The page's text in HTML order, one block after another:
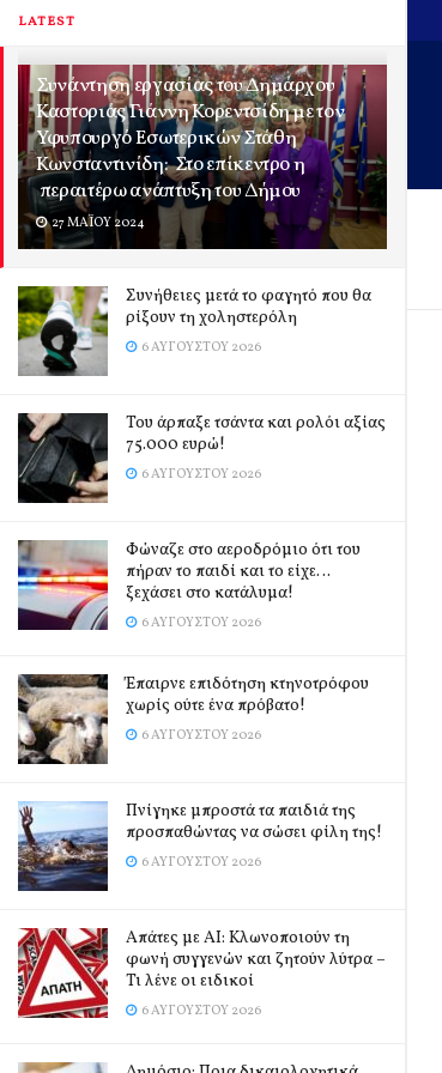
LATEST
Συνάντηση εργασίας του Δημάρχου
Καστοριάς Γιάννη Κορεντσίδη με τον
Υφυπουργό Εσωτερικών Στάθη
Κωνσταντινίδη: Στο επίκεντρο η
περαιτέρω ανάπτυξη του Δήμου
27 ΜΑΪ́ΟΥ 2024
Συνήθειες μετά το φαγητό που θα
ρίξουν τη χοληστερόλη
6 ΑΥΓΟΎΣΤΟΥ 2026
Του άρπαξε τσάντα και ρολόι αξίας
75.000 ευρώ!
6 ΑΥΓΟΎΣΤΟΥ 2026
Φώναζε στο αεροδρόμιο ότι του
πήραν το παιδί και το είχε…
ξεχάσει στο κατάλυμα!
6 ΑΥΓΟΎΣΤΟΥ 2026
Έπαιρνε επιδότηση κτηνοτρόφου
χωρίς ούτε ένα πρόβατο!
6 ΑΥΓΟΎΣΤΟΥ 2026
Πνίγηκε μπροστά τα παιδιά της
προσπαθώντας να σώσει φίλη της!
6 ΑΥΓΟΎΣΤΟΥ 2026
Απάτες με AI: Κλωνοποιούν τη
φωνή συγγενών και ζητούν λύτρα –
Τι λένε οι ειδικοί
6 ΑΥΓΟΎΣΤΟΥ 2026